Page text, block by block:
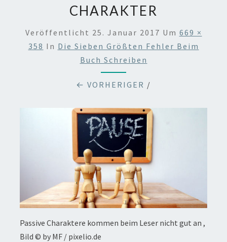
CHARAKTER
Veröffentlicht 25. Januar 2017 Um 669 ×
358 In Die Sieben Größten Fehler Beim
Buch Schreiben
← VORHERIGER /
Passive Charaktere kommen beim Leser nicht gut an ,
Bild © by MF / pixelio.de